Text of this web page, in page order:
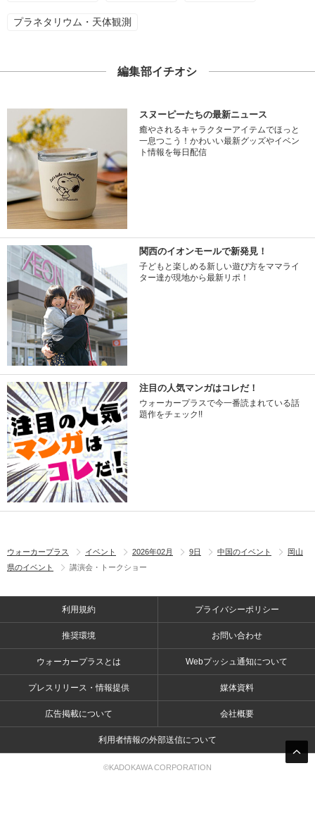
プラネタリウム・天体観測
編集部イチオシ
スヌーピーたちの最新ニュース
癒やされるキャラクターアイテムでほっと
一息つこう！かわいい最新グッズやイベン
ト情報を毎日配信
関西のイオンモールで新発見！
子どもと楽しめる新しい遊び方をママライ
ター達が現地から最新リポ！
注目の人気マンガはコレだ！
ウォーカープラスで今一番読まれている話
題作をチェック!!
ウォーカープラス イベント 2026年02月 9日 中国のイベント
岡山
県のイベント
講演会・トークショー
利用規約 プライバシーポリシー
推奨環境 お問い合わせ
ウォーカープラスとは Webプッシュ通知について
プレスリリース・情報提供 媒体資料
広告掲載について 会社概要
利用者情報の外部送信について
©KADOKAWA CORPORATION